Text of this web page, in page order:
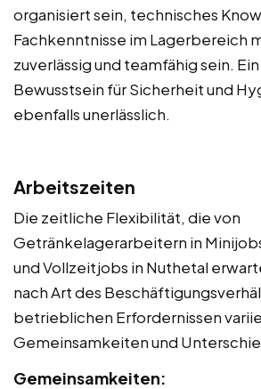
organisiert sein, technisches
Fachkenntnisse im Lagerbereich
zuverlässig und teamfähig sein.
Bewusstsein für Sicherheit und
ebenfalls unerlässlich.
Arbeitszeiten
Die zeitliche Flexibilität, die von
Getränkelagerarbeitern in
und Vollzeitjobs in Nuthetal
nach Art des
betrieblichen Erfordernissen
Gemeinsamkeiten und
Gemeinsamkeiten: